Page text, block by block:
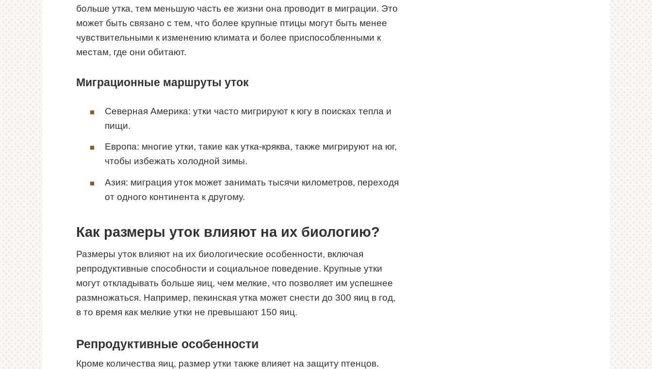
больше утка, тем меньшую часть ее жизни она проводит в миграции. Это
может быть связано с тем, что более крупные птицы могут быть менее
чувствительными к изменению климата и более приспособленными к
местам, где они обитают.
Миграционные маршруты уток
Северная Америка: утки часто мигрируют к югу в поисках тепла и
пищи.
Европа: многие утки, такие как утка-кряква, также мигрируют на юг,
чтобы избежать холодной зимы.
Азия: миграция уток может занимать тысячи километров, переходя
от одного континента к другому.
Как размеры уток влияют на их биологию?
Размеры уток влияют на их биологические особенности, включая
репродуктивные способности и социальное поведение. Крупные утки
могут откладывать больше яиц, чем мелкие, что позволяет им успешнее
размножаться. Например, пекинская утка может снести до 300 яиц в год,
в то время как мелкие утки не превышают 150 яиц.
Репродуктивные особенности
Кроме количества яиц, размер утки также влияет на защиту птенцов.